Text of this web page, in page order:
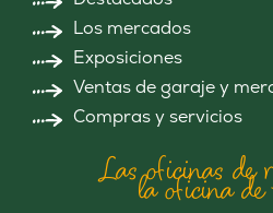
Los mercados
Exposiciones
Ventas de garaje y
Compras y servicios
Las oficinas de
la oficina